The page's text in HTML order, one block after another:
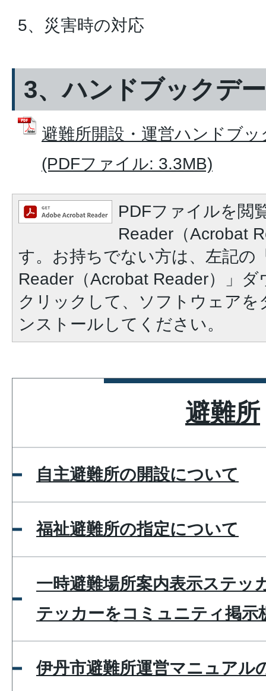
5、災害時の対応
3、ハンドブックデ
避難所開設・運営ハンドブ
(PDFファイル: 3.3MB)
PDFファイルを閲
Reader（Acrobat
す。お持ちでない方は、左記の
Reader（Acrobat Reader）」
クリックして、ソフトウェア
ンストールしてください。
避難所
自主避難所の開設について
福祉避難所の指定について
一時避難場所案内表示ステッ
テッカーをコミュニティ掲示
伊丹市避難所運営マニュアル